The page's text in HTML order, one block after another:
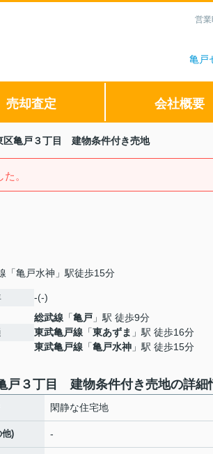
営
亀戸
売却査定 会社概要
区亀戸３丁目 建物条件付き売地
。
「亀戸水神」駅徒歩15分
-(-)
総武線 「亀戸 」駅 徒歩9分
東武亀戸線 「東あずま 」駅 徒歩16分
東武亀戸線 「亀戸水神 」駅 徒歩15分
戸３丁目 建物条件付き売地の詳細
閑静な住宅地
他) -